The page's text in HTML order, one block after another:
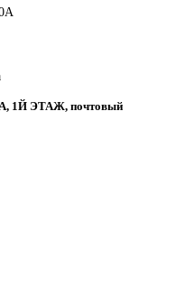
1Й ЭТАЖ, почтовый